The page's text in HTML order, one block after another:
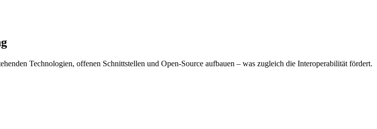
Technologien, offenen Schnittstellen und Open-Source aufbauen – was zugleich die Interoperabilität fördert.